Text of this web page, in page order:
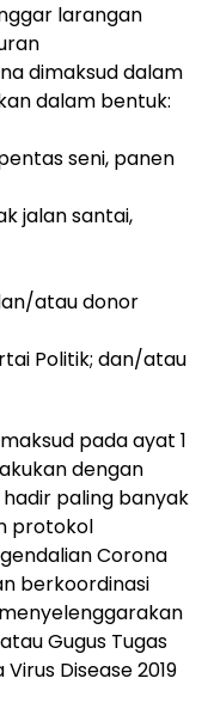
larangan
dimaksud dalam
dalam bentuk:
seni, panen
jalan santai,
atau donor
Politik; dan/atau
pada ayat 1
dengan
paling banyak
protokol
Corona
berkoordinasi
Gugus Tugas
Disease 2019